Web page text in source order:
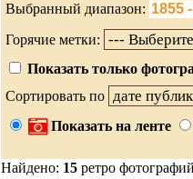
Выбранный диапазон:
Горячие метки:
Показать только
Сортировать по
Показать на ленте
Найдено: 15 ретро